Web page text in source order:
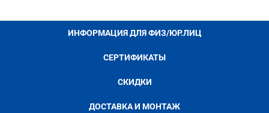
ИНФОРМАЦИЯ ДЛЯ ФИЗ/ЮР.ЛИЦ
СЕРТИФИКАТЫ
СКИДКИ
ДОСТАВКА И МОНТАЖ